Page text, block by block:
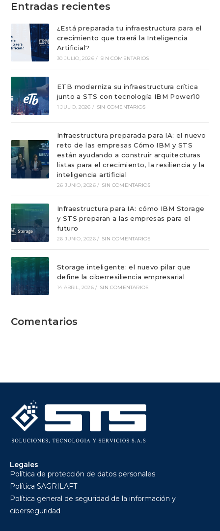
Entradas recientes
¿Está preparada tu infraestructura para el
crecimiento que traerá la Inteligencia
Artificial?
30 JULIO, 2026 / SIN COMENTARIOS
ETB moderniza su infraestructura crítica
junto a STS con tecnología IBM Power10
1 JULIO, 2026 / SIN COMENTARIOS
Infraestructura preparada para IA: el nuevo
reto de las empresas Cómo IBM y STS
están ayudando a construir arquitecturas
listas para el crecimiento, la resiliencia y la
inteligencia artificial
26 JUNIO, 2026 / SIN COMENTARIOS
Infraestructura para IA: cómo IBM Storage
y STS preparan a las empresas para el
futuro
26 JUNIO, 2026 / SIN COMENTARIOS
Storage inteligente: el nuevo pilar que
define la ciberresiliencia empresarial
14 ABRIL, 2026 / SIN COMENTARIOS
Comentarios
Legales
Política de protección de datos personales
Política SAGRILAFT
Política general de seguridad de la información y
ciberseguridad